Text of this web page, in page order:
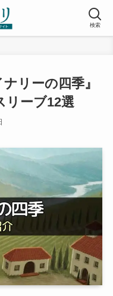
検索
リーの四季』
リーブ12選